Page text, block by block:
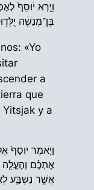
וַיַּ֤רְא יֹוסֵף֙
בֶּן־מְנַשֶּׁ֔ה
«Yo
a
que
y a
וַיֹּ֤אמֶר יֹוסֵף֙
אֶתְכֶ֗ם
אֲשֶׁ֥ר נִשְׁבַּ֛ע